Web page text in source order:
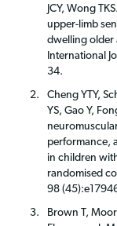
JCY, Wong
upper-limb
dwelling older
International
34.
Cheng YTY,
YS, Gao Y,
performance,
in children
randomised
98
Brown T,